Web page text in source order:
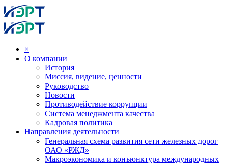
×
О компании
История
Миссия, видение, ценности
Руководство
Новости
Противодействие коррупции
Система менеджмента качества
Кадровая политика
Направления деятельности
Генеральная схема развития сети железных дорог
ОАО «РЖД»
Макроэкономика и конъюнктура международных